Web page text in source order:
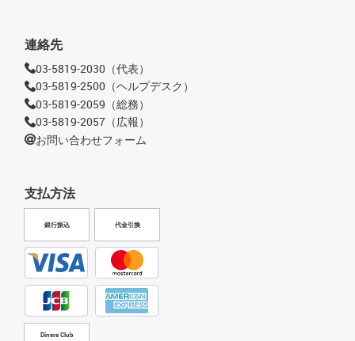
支払方法
銀行振込 代金引換
Diners Club
連絡先
03-5819-2030（代表）
03-5819-2500（ヘルプデスク）
03-5819-2059（総務）
03-5819-2057（広報）
お問い合わせフォーム